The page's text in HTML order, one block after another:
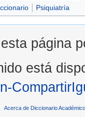
Psiquiatría
página
está
Acerca de Diccionario